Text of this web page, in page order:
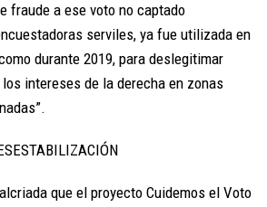
fraude a ese voto no captado
serviles, ya fue utilizada en
durante 2019, para deslegitimar
intereses de la derecha en zonas
que el proyecto Cuidemos el Voto